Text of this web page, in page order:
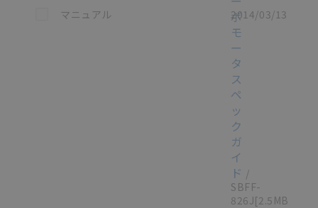
この資料を選択
マニュアル
ボ
モ
ー
タ
ス
ペ
ッ
ク
ガ
イ
ド /
SBFF-
826J[2.5MB]
2014/03/13